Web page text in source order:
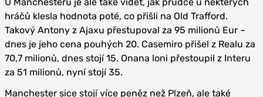
hráčů klesla hodnota poté, co přišli na Old Trafford.
Takový Antony z Ajaxu přestupoval za 95 milionů Eur –
dnes je jeho cena pouhých 20. Casemiro přišel z Realu za
70,7 milionů, dnes stojí 15. Onana loni přestoupil z Interu
za 51 milionů, nyní stojí 35.
Manchester sice stojí více peněz než Plzeň, ale také